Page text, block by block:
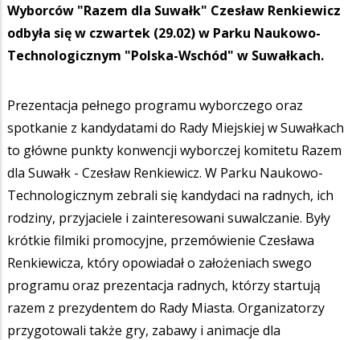
Wyborców "Razem dla Suwałk" Czesław Renkiewicz
odbyła się w czwartek (29.02) w Parku Naukowo-
Technologicznym "Polska-Wschód" w Suwałkach.
Prezentacja pełnego programu wyborczego oraz
spotkanie z kandydatami do Rady Miejskiej w Suwałkach
to główne punkty konwencji wyborczej komitetu Razem
dla Suwałk - Czesław Renkiewicz. W Parku Naukowo-
Technologicznym zebrali się kandydaci na radnych, ich
rodziny, przyjaciele i zainteresowani suwalczanie. Były
krótkie filmiki promocyjne, przemówienie Czesława
Renkiewicza, który opowiadał o założeniach swego
programu oraz prezentacja radnych, którzy startują
razem z prezydentem do Rady Miasta. Organizatorzy
przygotowali także gry, zabawy i animacje dla